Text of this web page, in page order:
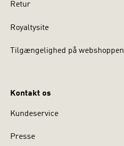
Retur
Royaltysite
Tilgængelighed på webshoppen
Kontakt os
Kundeservice
Presse